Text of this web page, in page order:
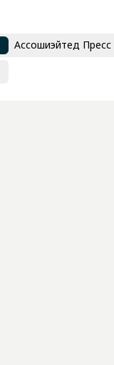
Ассошиэйтед Пресс